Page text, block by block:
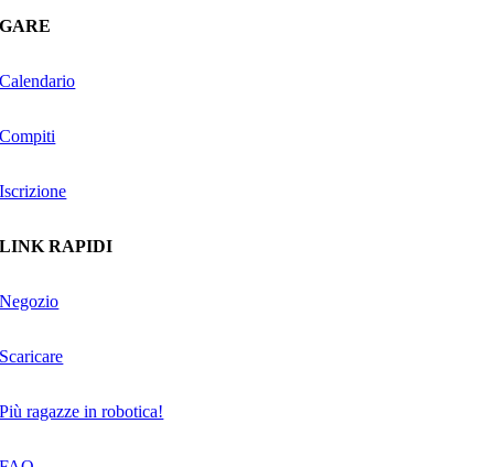
GARE
Calendario
Compiti
Iscrizione
LINK RAPIDI
Negozio
Scaricare
Più ragazze in robotica!